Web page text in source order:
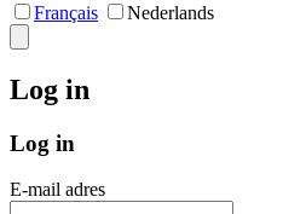
Français Nederlands
Log in
Log in
E-mail adres